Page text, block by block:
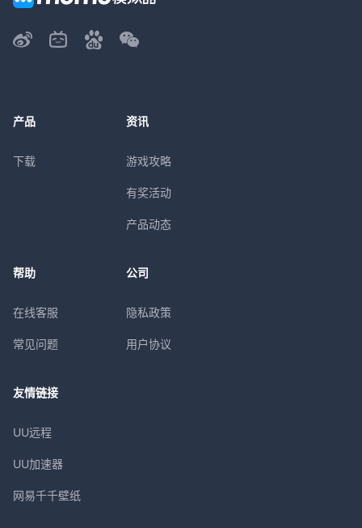
产品
下载
资讯
游戏攻略
有奖活动
产品动态
帮助
在线客服
常见问题
公司
隐私政策
用户协议
友情链接
UU远程
UU加速器
网易千千壁纸